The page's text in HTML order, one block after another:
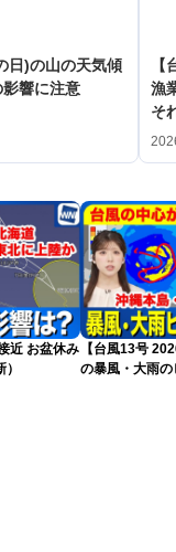
日)の山の天気傾
響に注意
漁
そ
休み
【台風13号
の暴風・大雨